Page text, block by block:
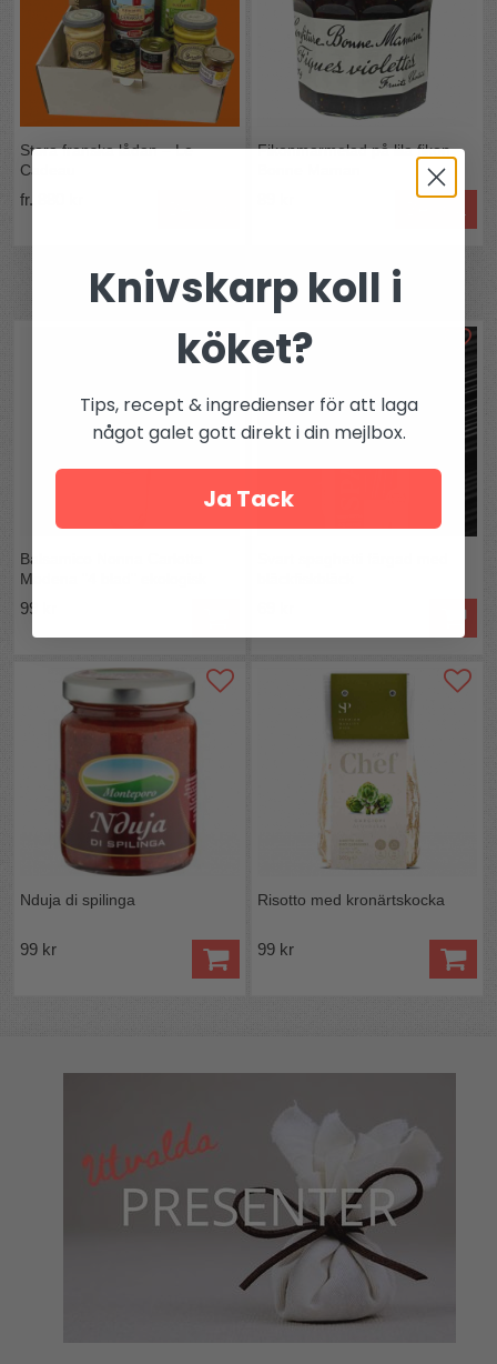
Stora franska lådan – Le
Cadeau
fr. 880 kr
Fikonmarmelad på lila fikon
Andra köpte även
Balsamico Nonna Carlotta
Modena "4 blad" ekologisk
99 kr
Nduja di spilinga
99 kr
Risotto med kronärtskocka
99 kr
Knivskarp koll i
köket?
Tips, recept & ingredienser för att laga
något galet gott direkt i din mejlbox.
Ja Tack